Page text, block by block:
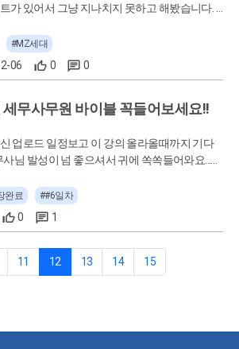
가 있어서 그냥 지나치지 못하고 해봤습니다.
렌드 테스트 풀어보기
3EEWpC4
06 0 0
#MZ세대
무사무원 바이블 꼭들어보세요!!
업로드 일정보고 이 강의 올라올때까지 기다
사님 발성이 넘 좋으셔서 귀에 쏙쏙들어와요...이
는 세무대리인 업무의 큰 숲(?)을 그려주는 것
부터 좀 더 디테일하게 알려주시는 거같아요.
다음강의가 넘 기대됩니다ㅋㅋㅋ 이거 완강까지
및 관련 부대업무 : 세금 신고를 위해 수취
님께 설명드릴 수 있어야 함 2.노무관련 : 노
0 1
완료 ##6일차
11 12 13 14 15